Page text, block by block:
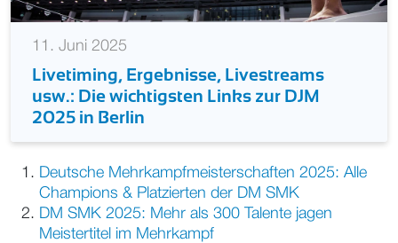
11. Juni 2025
Livetiming, Ergebnisse, Livestreams
usw.: Die wichtigsten Links zur DJM
2025 in Berlin
Deutsche Mehrkampfmeisterschaften 2025: Alle
Champions & Platzierten der DM SMK
DM SMK 2025: Mehr als 300 Talente jagen
Meistertitel im Mehrkampf